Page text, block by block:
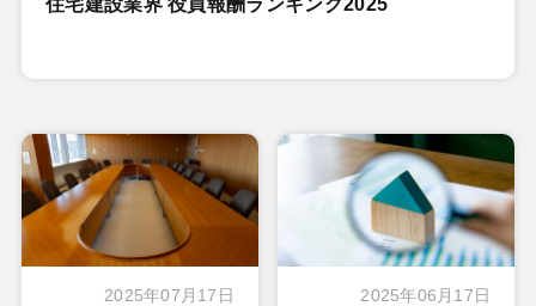
住宅建設業界 役員報酬ランキング2025
2025年07月17日 2025年06月17日